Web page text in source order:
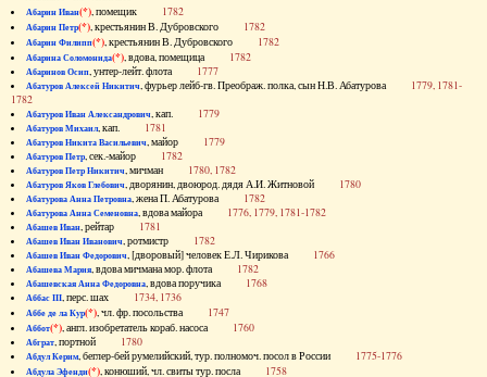
Абарин Иван(*), помещик 1782
Абарин Петр(*), крестьянин В. Дубровского 1782
Абарин Филипп(*), крестьянин В. Дубровского 1782
Абарина Соломонида(*), вдова, помещица 1782
Абаринов Осип, унтер-лейт. флота 1777
Абатуров Алексей Никитич, фурьер лейб-гв. Преображ. полка, сын Н.В. Абатурова 1779, 1781-
1782
Абатуров Иван Александрович, кап. 1779
Абатуров Михаил, кап. 1781
Абатуров Никита Васильевич, майор 1779
Абатуров Петр, сек.-майор 1782
Абатуров Петр Никитич, мичман 1780, 1782
Абатуров Яков Глебович, дворянин, двоюрод. дядя А.И. Житновой 1780
Абатурова Анна Петровна, жена П. Абатурова 1782
Абатурова Анна Семеновна, вдова майора 1776, 1779, 1781-1782
Абашев Иван, рейтар 1781
Абашев Иван Иванович, ротмистр 1782
Абашев Иван Федорович, [дворовый] человек Е.Л. Чирикова 1766
Абашева Мария, вдова мичмана мор. флота 1782
Абашевская Анна Федоровна, вдова поручика 1768
Аббас III, перс. шах 1734, 1736
Аббе де ла Кур(*), чл. фр. посольства 1747
Аббот(*), англ. изобретатель кораб. насоса 1760
Абграт, портной 1780
Абдул Керим, беглер-бей румелийский, тур. полномоч. посол в России 1775-1776
Абдула Эфенди(*), конюший, чл. свиты тур. посла 1758